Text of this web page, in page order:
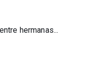
hermanas...